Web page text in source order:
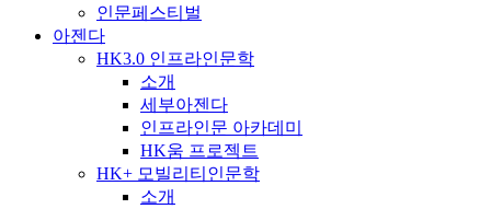
인문페스티벌
아젠다
HK3.0 인프라인문학
소개
세부아젠다
인프라인문 아카데미
HK움 프로젝트
HK+ 모빌리티인문학
소개